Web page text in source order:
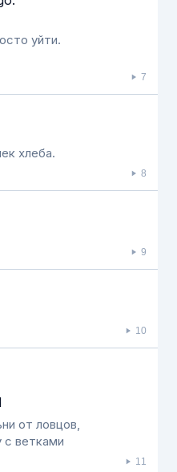
уйти.
7
хлеба.
8
9
10
от ловцов,
с ветками
11